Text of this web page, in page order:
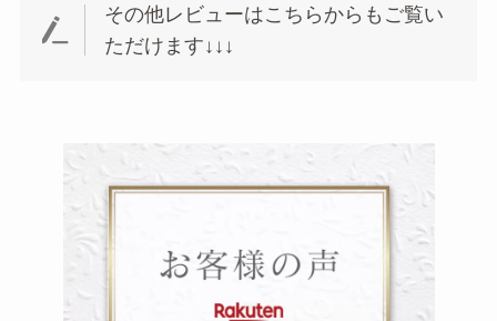
その他レビューはこちらからもご覧い
ただけます↓↓↓